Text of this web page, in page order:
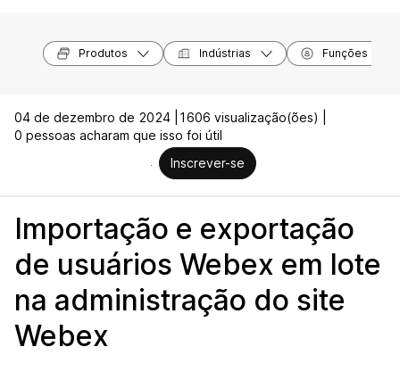
Produtos Indústrias Funções
04 de dezembro de 2024 |
1606 visualização(ões) |
0 pessoas acharam que isso foi útil
Inscrever-se
Importação e exportação
de usuários Webex em lote
na administração do site
Webex